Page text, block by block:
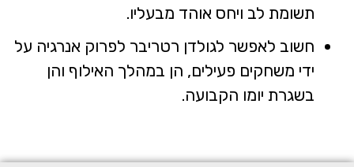
תשומת לב ויחס אוהד מבעליו.
חשוב לאפשר לגולדן רטריבר לפרוק אנרגיה על
ידי משחקים פעילים, הן במהלך האילוף והן
בשגרת יומו הקבועה.